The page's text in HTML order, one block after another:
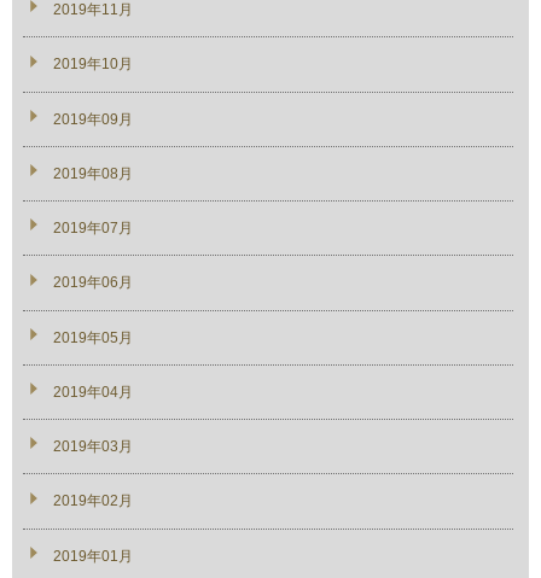
2019年11月
2019年10月
2019年09月
2019年08月
2019年07月
2019年06月
2019年05月
2019年04月
2019年03月
2019年02月
2019年01月